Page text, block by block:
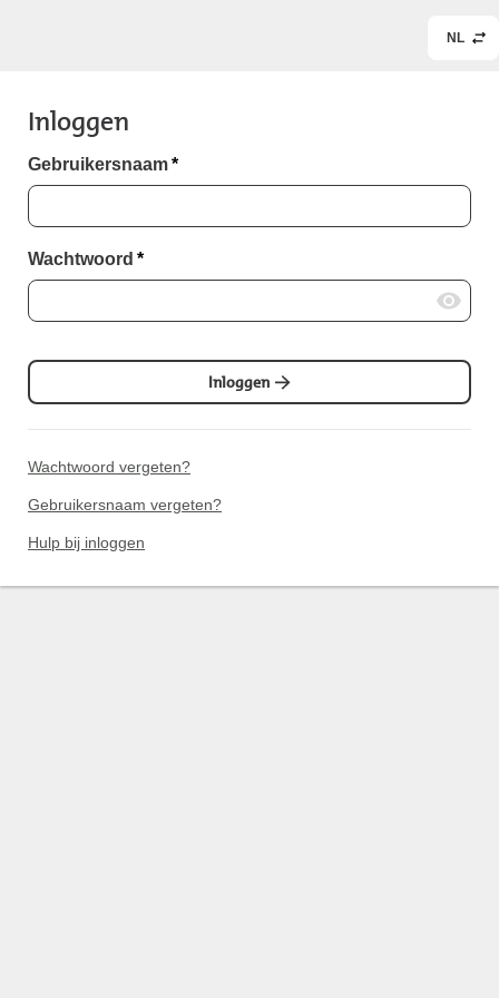
NL
Inloggen
Gebruikersnaam*
Wachtwoord *
Inloggen
Wachtwoord vergeten?
Gebruikersnaam vergeten?
Hulp bij inloggen